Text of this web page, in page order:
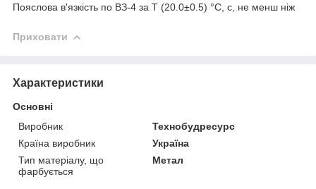
Пояслова в'язкість по ВЗ-4 за Т (20.0±0.5) °C, c, не менш ніж
Приховати
Характеристики
Основні
Виробник
Технобудресурс
Країна виробник
Україна
Тип матеріалу, що
фарбується
Метал